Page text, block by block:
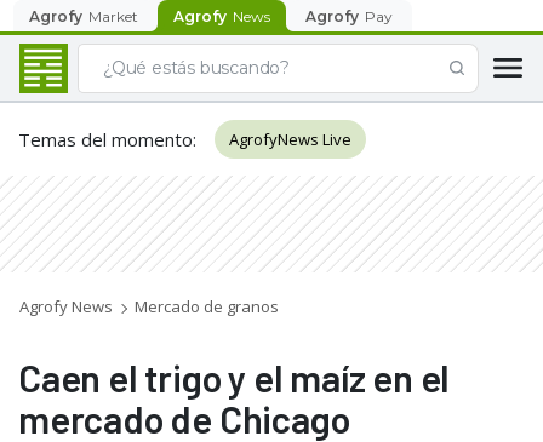
Agrofy Market Agrofy News Agrofy Pay
Temas del momento: AgrofyNews Live
Agrofy News Mercado de granos
Caen el trigo y el maíz en el
mercado de Chicago